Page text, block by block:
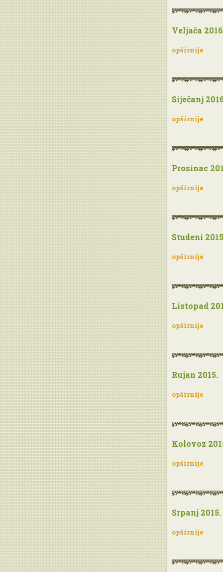
Veljača
opširnije
Siječanj
opširnije
Prosinac
opširnije
Studeni
opširnije
Listopad
opširnije
Rujan 2015.
opširnije
Kolovoz
opširnije
Srpanj 2015.
opširnije